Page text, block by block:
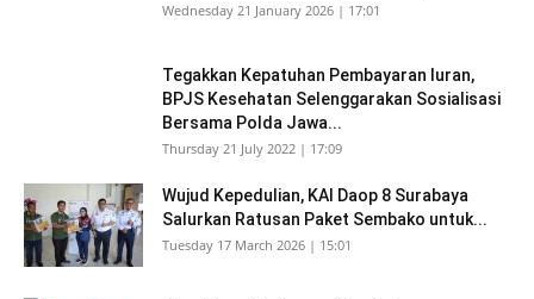
Wednesday 21 January 2026 | 17:01
Tegakkan Kepatuhan Pembayaran Iuran,
BPJS Kesehatan Selenggarakan Sosialisasi
Bersama Polda Jawa...
Thursday 21 July 2022 | 17:09
Wujud Kepedulian, KAI Daop 8 Surabaya
Salurkan Ratusan Paket Sembako untuk...
Tuesday 17 March 2026 | 15:01